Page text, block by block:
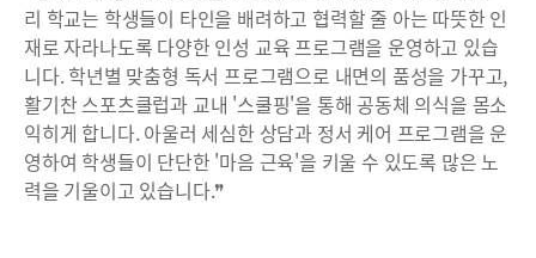
리 학교는 학생들이 타인을 배려하고 협력할 줄 아는 따뜻한 인
재로 자라나도록 다양한 인성 교육 프로그램을 운영하고 있습
니다. 학년별 맞춤형 독서 프로그램으로 내면의 품성을 가꾸고,
활기찬 스포츠클럽과 교내 '스쿨핑'을 통해 공동체 의식을 몸소
익히게 합니다. 아울러 세심한 상담과 정서 케어 프로그램을 운
영하여 학생들이 단단한 '마음 근육'을 키울 수 있도록 많은 노
력을 기울이고 있습니다.❞